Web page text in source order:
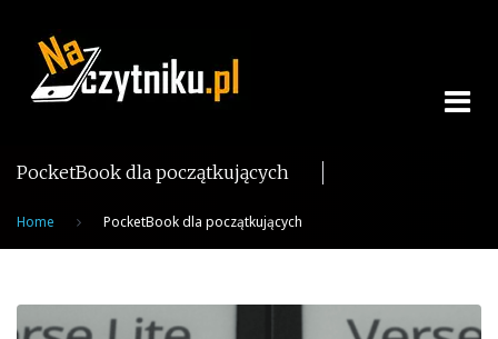
content
PocketBook dla początkujących
Home PocketBook dla początkujących
Tag: